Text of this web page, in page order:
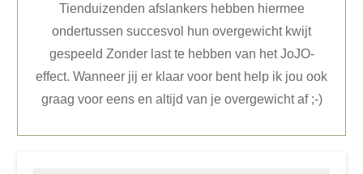
Tienduizenden afslankers hebben hiermee
ondertussen succesvol hun overgewicht kwijt
gespeeld Zonder last te hebben van het JoJO-
effect. Wanneer jij er klaar voor bent help ik jou ook
graag voor eens en altijd van je overgewicht af ;-)